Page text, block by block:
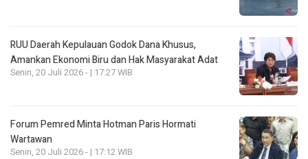
RUU Daerah Kepulauan Godok Dana Khusus,
Amankan Ekonomi Biru dan Hak Masyarakat Adat
Senin, 20 Juli 2026 - | 17:27 WIB
Forum Pemred Minta Hotman Paris Hormati
Wartawan
Senin, 20 Juli 2026 - | 17:12 WIB